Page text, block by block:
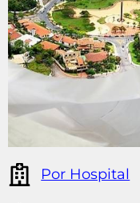
Por Hospital